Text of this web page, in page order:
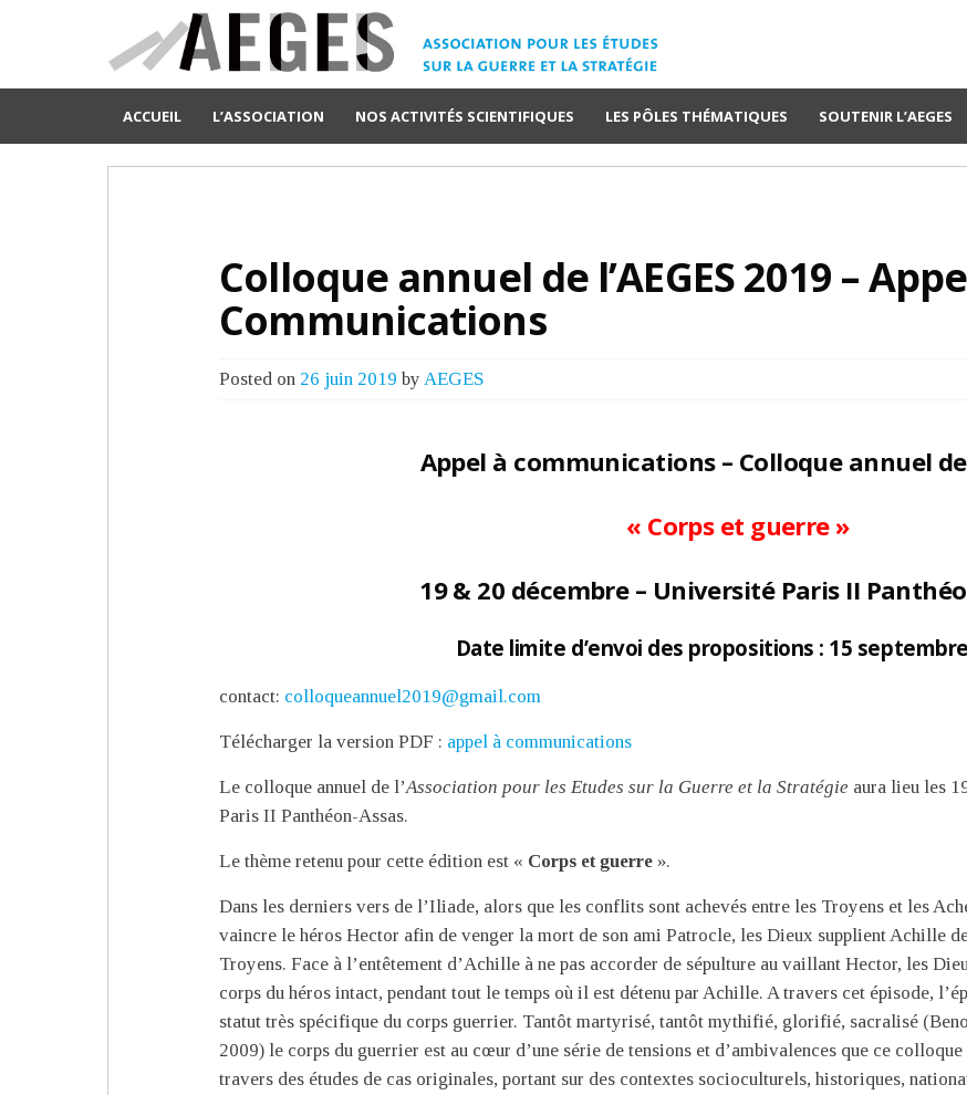
ACCUEIL L’ASSOCIATION NOS ACTIVITÉS SCIENTIFIQUES LES PÔLES THÉMATIQUES SOUTENIR L’AEGES
Colloque annuel de l’AEGES 2019 –
Communications
Posted on 26 juin 2019 byAEGES
Appel à communications – Colloque annuel de
« Corps et guerre »
19 & 20 décembre – Université Paris II
Date limite d’envoi des propositions : 15
contact: colloqueannuel2019@gmail.com
Télécharger la version PDF : appel à communications
Le colloque annuel de l’Association pour les Etudes sur la Guerre et la Stratégie aura lieu les
Paris II Panthéon-Assas.
Le thème retenu pour cette édition est « Corps et guerre ».
Dans les derniers vers de l’Iliade, alors que les conflits sont achevés entre les Troyens et les
vaincre le héros Hector afin de venger la mort de son ami Patrocle, les Dieux supplient Achille
Troyens. Face à l’entêtement d’Achille à ne pas accorder de sépulture au vaillant Hector, les
corps du héros intact, pendant tout le temps où il est détenu par Achille. A travers cet épisode,
statut très spécifique du corps guerrier. Tantôt martyrisé, tantôt mythifié, glorifié, sacralisé
2009) le corps du guerrier est au cœur d’une série de tensions et d’ambivalences que ce
travers des études de cas originales, portant sur des contextes socioculturels, historiques,